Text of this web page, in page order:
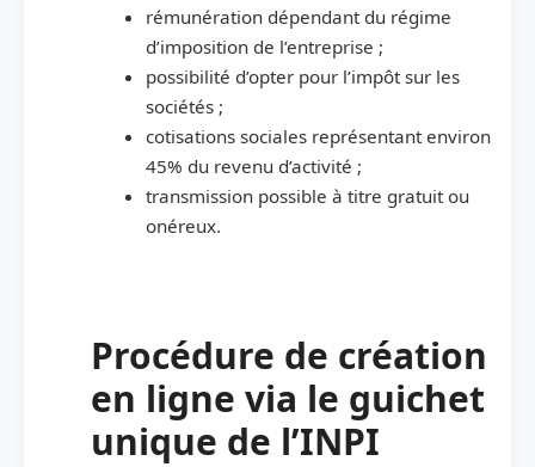
rémunération dépendant du régime
d’imposition de l’entreprise ;
possibilité d’opter pour l’impôt sur les
sociétés ;
cotisations sociales représentant environ
45% du revenu d’activité ;
transmission possible à titre gratuit ou
onéreux.
Procédure de création
en ligne via le guichet
unique de l’INPI